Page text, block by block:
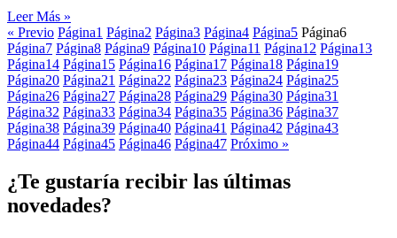
Leer Más »
« Previo Página1 Página2 Página3 Página4 Página5 Página6
Página7 Página8 Página9 Página10 Página11 Página12 Página13
Página14 Página15 Página16 Página17 Página18 Página19
Página20 Página21 Página22 Página23 Página24 Página25
Página26 Página27 Página28 Página29 Página30 Página31
Página32 Página33 Página34 Página35 Página36 Página37
Página38 Página39 Página40 Página41 Página42 Página43
Página44 Página45 Página46 Página47 Próximo »
¿Te gustaría recibir las últimas
novedades?